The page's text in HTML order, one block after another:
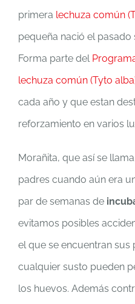
primera lechuza común
pequeña nació el pasado
Forma parte del
lechuza común (Tyto
cada año y que estan
reforzamiento en varios
Morañita, que así se
padres cuando aún era
par de semanas de
evitamos posibles
el que se encuentran
cualquier susto pueden
los huevos. Además